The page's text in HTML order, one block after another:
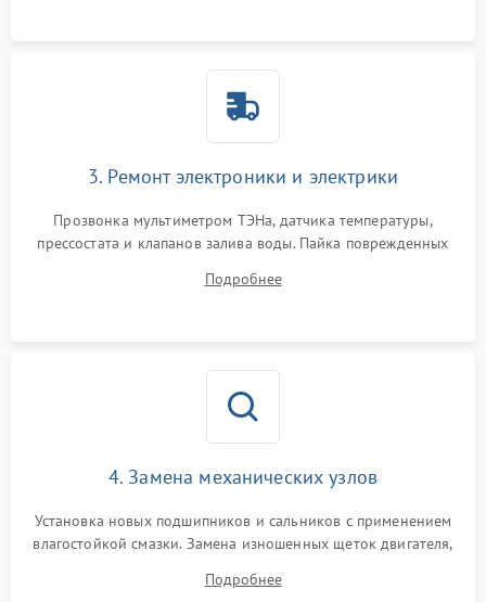
3. Ремонт электроники и электрики
Прозвонка мультиметром ТЭНа, датчика температуры,
прессостата и клапанов залива воды. Пайка поврежденных
Восстановление целостности проводки и контактов.
Подробнее
4. Замена механических узлов
Установка новых подшипников и сальников с применением
влагостойкой смазки. Замена изношенных щеток двигателя,
или поврежденной резиновой манжеты.
Подробнее